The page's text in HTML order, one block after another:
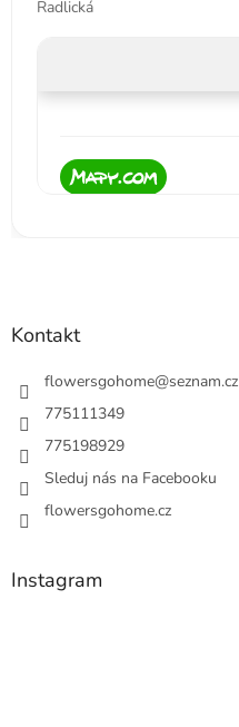
Radlická
Kontakt
flowersgohome@seznam.cz
775111349
775198929
Sleduj nás na Facebooku
flowersgohome.cz
Instagram